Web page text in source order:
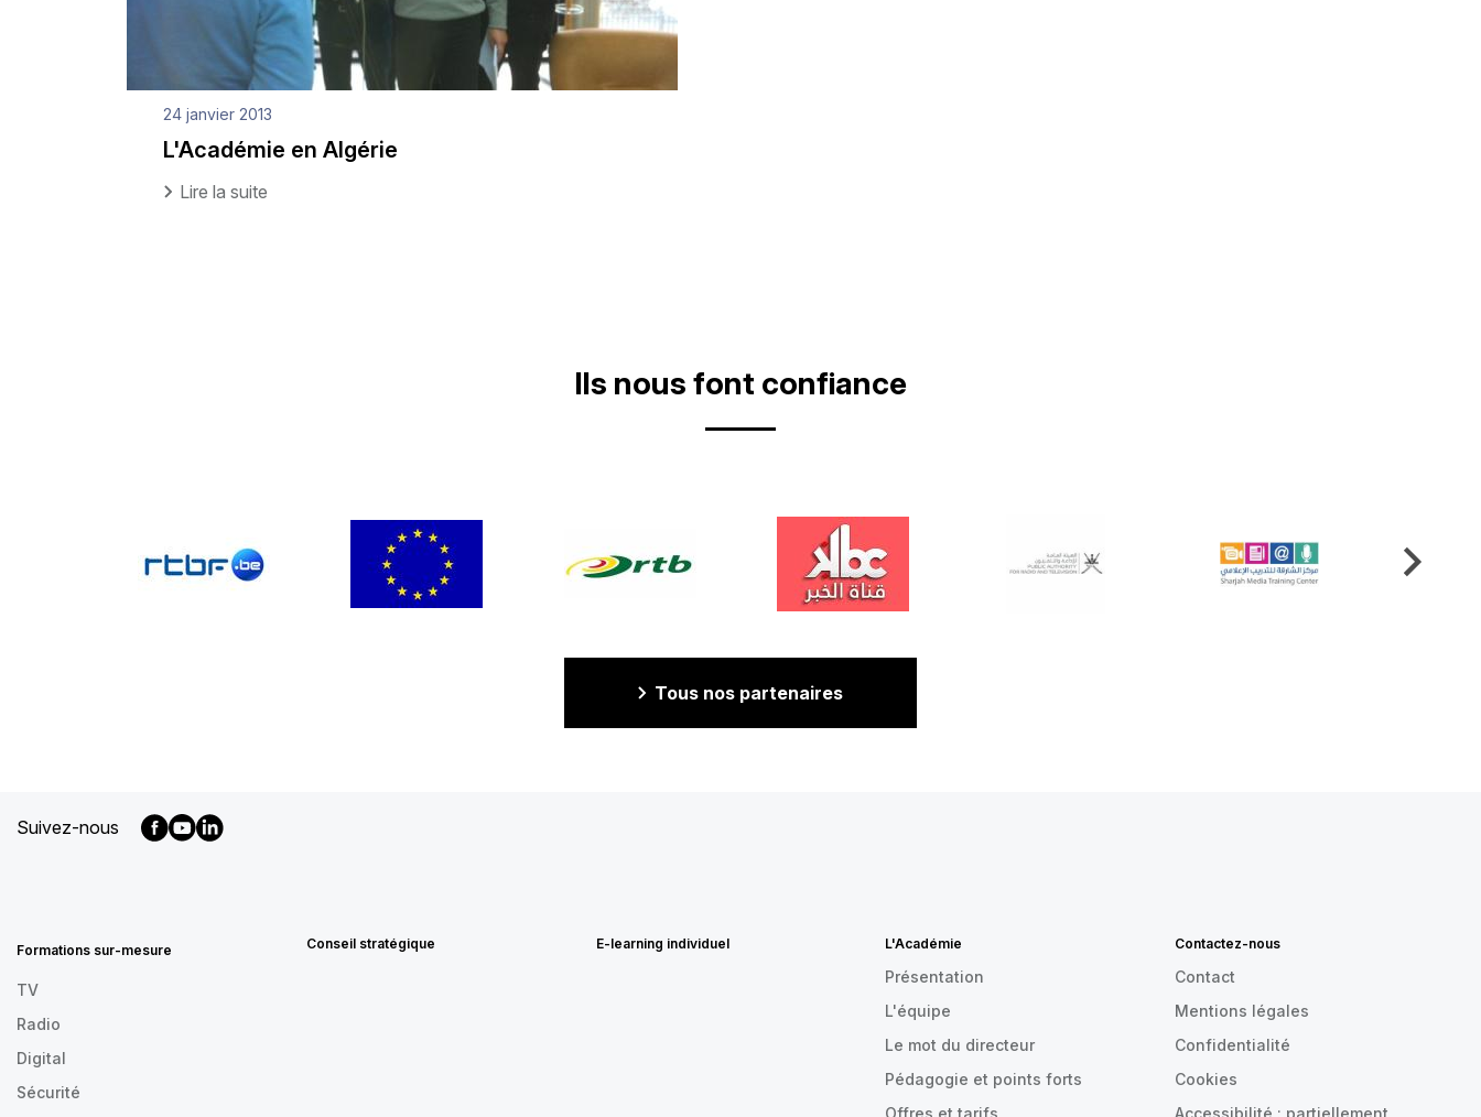
24 janvier 2013
L'Académie en Algérie
Lire la suite
Ils nous font confiance
Tous nos partenaires
Suivez-nous
FR
Formations sur-mesure
TV
Radio
Digital
Sécurité
Conseil stratégique E-learning individuel L'Académie
Présentation
L'équipe
Le mot du directeur
Pédagogie et points forts
Offres et tarifs
Contactez-nous
Contact
Mentions légales
Confidentialité
Cookies
Accessibilité : partiellement